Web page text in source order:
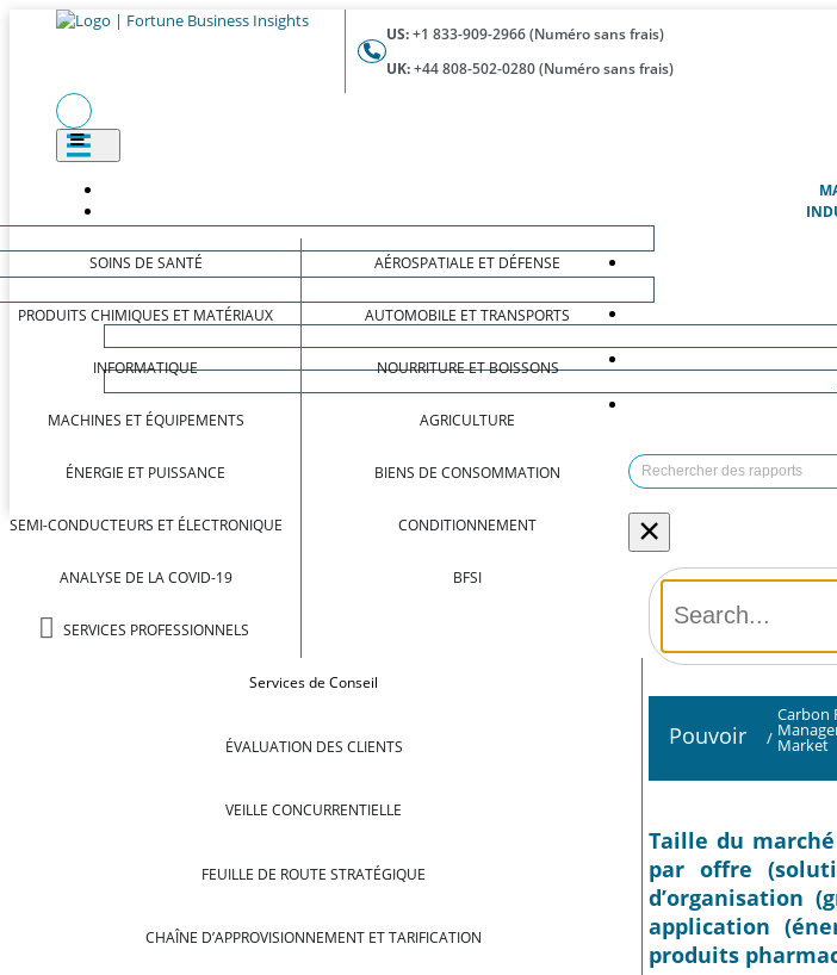
US:+1 833-909-2966 (Numéro sans frais)
UK:+44 808-502-0280 (Numéro sans frais)
SOINS DE SANTÉ
PRODUITS CHIMIQUES ET MATÉRIAUX
INFORMATIQUE
MACHINES ET ÉQUIPEMENTS
ÉNERGIE ET PUISSANCE
SEMI-CONDUCTEURS ET ÉLECTRONIQUE
ANALYSE DE LA COVID-19
SERVICES PROFESSIONNELS
AÉROSPATIALE ET DÉFENSE
AUTOMOBILE ET TRANSPORTS
NOURRITURE ET BOISSONS
AGRICULTURE
BIENS DE CONSOMMATION
CONDITIONNEMENT
BFSI
Services de Conseil
ÉVALUATION DES CLIENTS
VEILLE CONCURRENTIELLE
FEUILLE DE ROUTE STRATÉGIQUE
CHAÎNE D’APPROVISIONNEMENT ET TARIFICATION
×
Pouvoir /
Carbon
Market
Taille du
par offre
d’organisation
application
produits